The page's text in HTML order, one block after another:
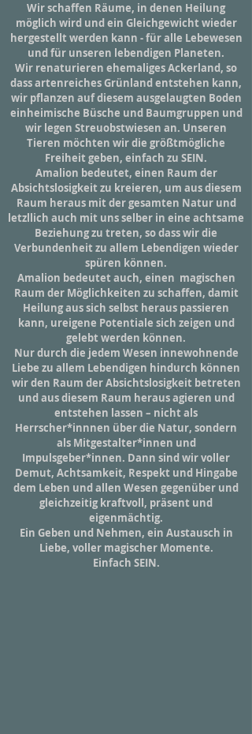
Wir schaffen Räume, in denen Heilung
möglich wird und ein Gleichgewicht wieder
hergestellt werden kann - für alle Lebewesen
und für unseren lebendigen Planeten.
Wir renaturieren ehemaliges Ackerland, so
dass artenreiches Grünland entstehen kann,
wir pflanzen auf diesem ausgelaugten Boden
einheimische Büsche und Baumgruppen und
wir legen Streuobstwiesen an. Unseren
Tieren möchten wir die größtmögliche
Freiheit geben, einfach zu SEIN.
Amalion bedeutet, einen Raum der
Absichtslosigkeit zu kreieren, um aus diesem
Raum heraus mit der gesamten Natur und
letzllich auch mit uns selber in eine achtsame
Beziehung zu treten, so dass wir die
Verbundenheit zu allem Lebendigen wieder
spüren können.
Amalion bedeutet auch, einen magischen
Raum der Möglichkeiten zu schaffen, damit
Heilung aus sich selbst heraus passieren
kann, ureigene Potentiale sich zeigen und
gelebt werden können.
Nur durch die jedem Wesen innewohnende
Liebe zu allem Lebendigen hindurch können
wir den Raum der Absichtslosigkeit betreten
und aus diesem Raum heraus agieren und
entstehen lassen – nicht als
Herrscher*innnen über die Natur, sondern
als Mitgestalter*innen und
Impulsgeber*innen. Dann sind wir voller
Demut, Achtsamkeit, Respekt und Hingabe
dem Leben und allen Wesen gegenüber und
gleichzeitig kraftvoll, präsent und
eigenmächtig.
Ein Geben und Nehmen, ein Austausch in
Liebe, voller magischer Momente.
Einfach SEIN.